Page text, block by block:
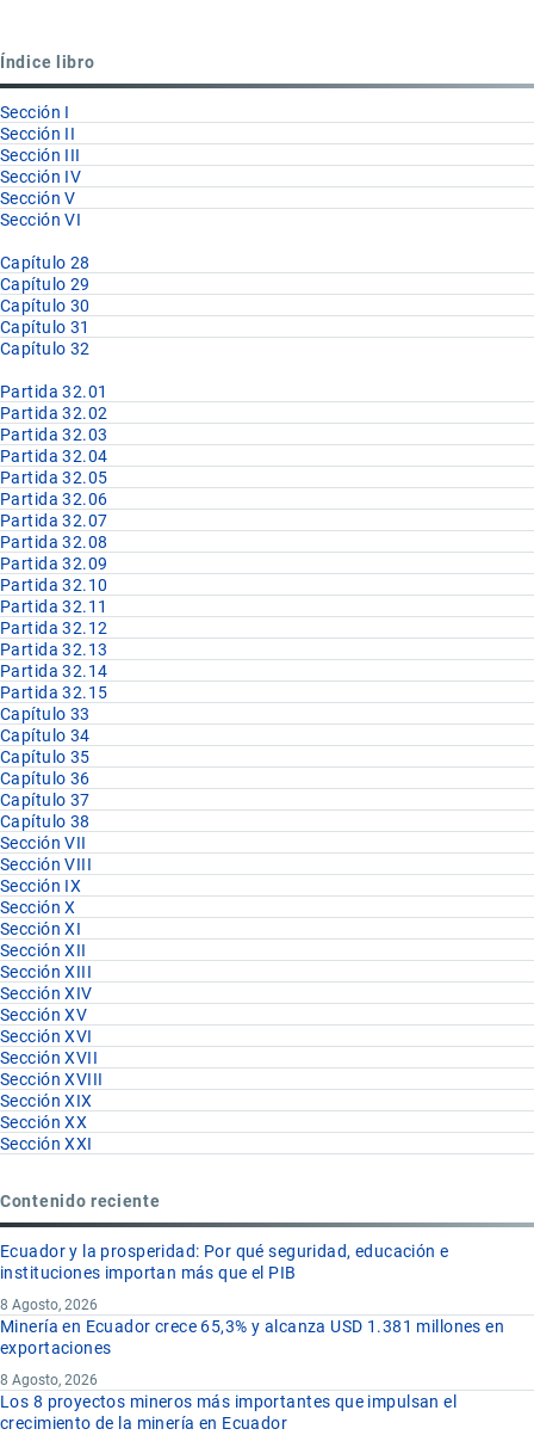
Índice libro
Sección I
Sección II
Sección III
Sección IV
Sección V
Sección VI
Capítulo 28
Capítulo 29
Capítulo 30
Capítulo 31
Capítulo 32
Partida 32.01
Partida 32.02
Partida 32.03
Partida 32.04
Partida 32.05
Partida 32.06
Partida 32.07
Partida 32.08
Partida 32.09
Partida 32.10
Partida 32.11
Partida 32.12
Partida 32.13
Partida 32.14
Partida 32.15
Capítulo 33
Capítulo 34
Capítulo 35
Capítulo 36
Capítulo 37
Capítulo 38
Sección VII
Sección VIII
Sección IX
Sección X
Sección XI
Sección XII
Sección XIII
Sección XIV
Sección XV
Sección XVI
Sección XVII
Sección XVIII
Sección XIX
Sección XX
Sección XXI
Contenido reciente
Ecuador y la prosperidad: Por qué seguridad, educación e
instituciones importan más que el PIB
8 Agosto, 2026
Minería en Ecuador crece 65,3% y alcanza USD 1.381 millones en
exportaciones
8 Agosto, 2026
Los 8 proyectos mineros más importantes que impulsan el
crecimiento de la minería en Ecuador